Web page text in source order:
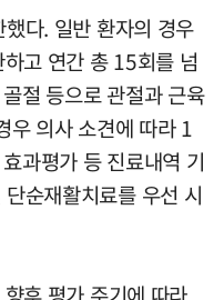
다. 일반 환자의 경우
고 연간 총 15회를 넘
절 등으로 관절과 근육
우 의사 소견에 따라 1
과평가 등 진료내역 기
순재활치료를 우선 시